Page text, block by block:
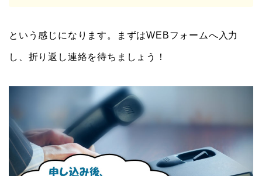
という感じになります。まずはWEBフォームへ入力
し、折り返し連絡を待ちましょう！